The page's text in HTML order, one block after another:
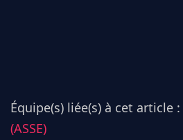
Équipe(s) liée(s) à cet article :
(ASSE)